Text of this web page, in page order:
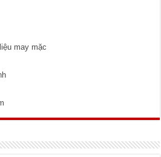
may mặc